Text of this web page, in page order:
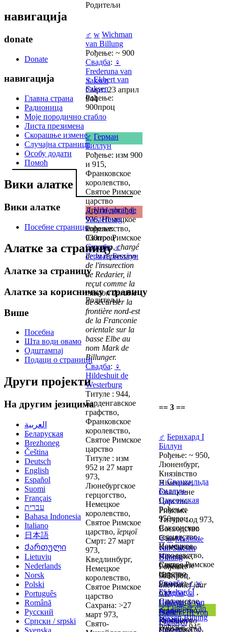
Родитељи
♂ w Wichman
van Billung
Рођење: ~ 900
Свадба: ♀
Frederuna van
Saksen
Смрт: 23 април
944
♂ Ekbert van
Saksen
Рођење:
900проц
♂ Герман
Биллун
Рођење: изм 900
и 915,
Франковское
королевство,
Святое Римское
царство
Други догађај:
936, Немецкое
королевство,
Святое Римское
царство,chargé
de la répression
de l'insurection
de Redarier, il
reçut comme la
mission durable
de sécuriser la
frontière nord-est
de la Franconie
orientale sur la
basse Elbe au
nom Mark de
Billunger.
Свадба: ♀
Hildeshuit de
Westerburg
Титуле : 944,
Барденгавское
графство,
Франковское
королевство,
Святое Римское
царство
Титуле : изм
952 и 27 март
973,
Люнебургское
герцогство,
Немецкое
королевство,
Святое Римское
царство, герцог
Смрт: 27 март
973,
Кведлинбург,
Немецкое
королевство,
Святое Римское
царство
Сахрана: >27
март 973,
Свято-
♀ Hildeshuit de
Westerburg
Рођење:
930проц
Свадба:♂
Герман Биллун
Родитељи
== 3 ==
♂ Бернхард I
Біллун
Рођење: ~ 950,
Люненбург,
Князівство
Німецьке,
Священне
Царство
Римське
Титуле : од 973,
Воєводство
Саське,
Князівство
Німецьке,
Священне
Царство
Римське
Свадба:♀
Hildegard van
Stade,
Князівство
Німецьке,
♀ Сванхильда
Биллун-
Саксонская
Рођење:
950проц,
Саксонское
герцогство,
Немецкое
королевство,
Святое Римское
царство
Свадба:♂ w
Ekkehard I ,
Саксонское
герцогство,
Немецкое
королевство,
♀ w Mathilde
van Saksen
Billung
Рођење:
945проц,
alternatief jaar
937
Свадба:♂ w
Balduin III von
Flandern
♂ Liudger van
Saksen Billung
Рођење: 945
навигација
donate
Donate
навигација
Главна страна
Радионица
Моје породично стабло
Листа презимена
Скорашње измене
Случајна страница
Особу додати
Помоћ
Вики алатке
Вики алатке
Посебне странице
Алатке за страницу
Алатке за страницу
Алатке за корисничку страницу
Више
Посебна
Шта води овамо
Одштампај
Подаци о страници
Други пројекти
На другим језицима
العربية
Беларуская
Brezhoneg
Čeština
Deutsch
English
Español
Suomi
Français
עברית
Bahasa Indonesia
Italiano
日本語
Ქართული
Lietuvių
Nederlands
Norsk
Polski
Português
Română
Русский
Српски / srpski
Svenska